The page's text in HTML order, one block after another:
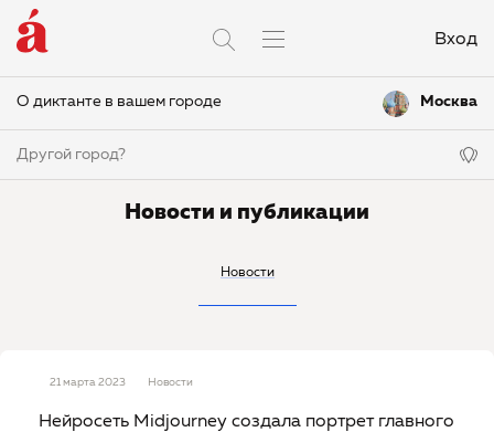
Вход
О диктанте в вашем городе Москва
Другой город?
Новости и публикации
Новости
21 марта 2023 Новости
Нейросеть Midjourney создала портрет главного